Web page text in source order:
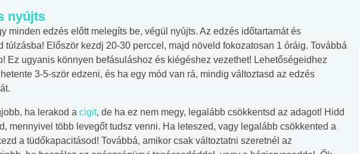
nyújts
minden edzés előtt melegíts be, végül nyújts. Az edzés időtartamát és
túlzásba! Először kezdj 20-30 perccel, majd növeld fokozatosan 1 óráig. Továbbá
Ez ugyanis könnyen befásuláshoz és kiégéshez vezethet! Lehetőségeidhez
3-5-ször edzeni, és ha egy mód van rá, mindig változtasd az edzés
ha lerakod a cigit, de ha ez nem megy, legalább csökkentsd az adagot! Hidd
mennyivel több levegőt tudsz venni. Ha leteszed, vagy legalább csökkented a
a tüdőkapacitásod! Továbbá, amikor csak változtatni szeretnél az